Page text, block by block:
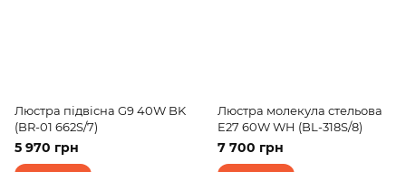
Люстра підвісна G9 40W BK
(BR-01 662S/7)
5 970 грн
Люстра молекула стельова
E27 60W WH (BL-318S/8)
7 700 грн